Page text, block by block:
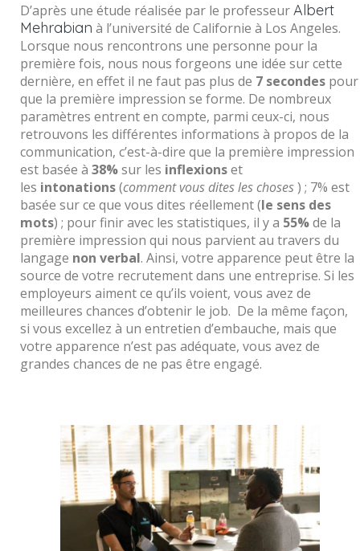
D’après une étude réalisée par le professeurAlbert
Mehrabian à l’université de Californie à Los Angeles.
Lorsque nous rencontrons une personne pour la
première fois, nous nous forgeons une idée sur cette
dernière, en effet il ne faut pas plus de 7 secondes pour
que la première impression se forme. De nombreux
paramètres entrent en compte, parmi ceux-ci, nous
retrouvons les différentes informations à propos de la
communication, c’est-à-dire que la première impression
est basée à 38%sur les inflexionset
les intonations(comment vous dites les choses) ; 7% est
basée sur ce que vous dites réellement (le sens des
mots) ; pour finir avec les statistiques, il y a 55%de la
première impression qui nous parvient au travers du
langage non verbal. Ainsi, votre apparence peut être la
source de votre recrutement dans une entreprise. Si les
employeurs aiment ce qu’ils voient, vous avez de
meilleures chances d’obtenir le job. De la même façon,
si vous excellez à un entretien d’embauche, mais que
votre apparence n’est pas adéquate, vous avez de
grandes chances de ne pas être engagé.